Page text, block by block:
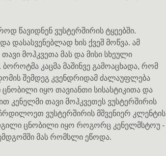
წავიდნენ ვუსტერშირის ტყეებში.
დასასვენებლად ხის ქვეშ მოწვა. ამ
მოჰკვეთა მას და მისი სხეული
კაცმა მაშინვე გამოაცხადა, რომ
შემდეგ კვენდრიდამ ძალაუფლება
იყო თავიანთი სისასტიკითა და
კენელმი თავი მოჰკვეთეს ვუსტერშირის
ვუსტერშირის მშვენიერ კლენტის
ცნობილი იყო როგორც კენელმსტოუ -
მას რომსლი ეწოდა.